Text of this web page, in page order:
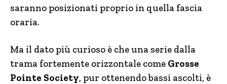
saranno posizionati proprio in quella fascia
oraria.
Ma il dato più curioso è che una serie dalla
trama fortemente orizzontale come Grosse
Pointe Society, pur ottenendo bassi ascolti, è